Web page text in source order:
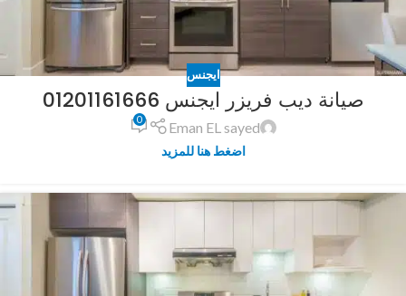
ايجنس
صيانة ديب فريزر ايجنس 01201161666
Eman EL sayed
0
اضغط هنا للمزيد